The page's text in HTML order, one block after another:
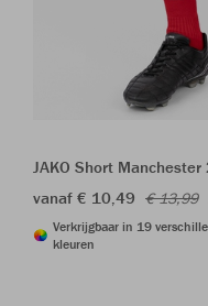
JAKO Short Manchester
vanaf € 10,49 € 13,99
Verkrijgbaar in 19
kleuren